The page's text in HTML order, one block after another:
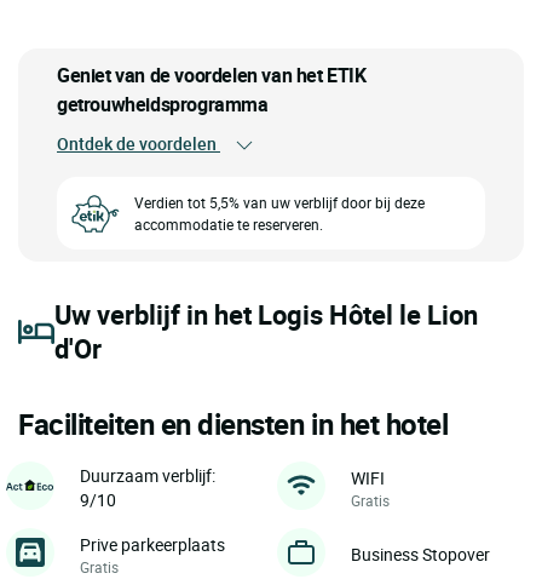
Geniet van de voordelen van het ETIK
getrouwheidsprogramma
Ontdek de voordelen
Verdien tot 5,5% van uw verblijf door bij deze
accommodatie te reserveren.
Uw verblijf in het Logis Hôtel le Lion
d'Or
Faciliteiten en diensten in het hotel
Duurzaam verblijf:
9/10
WIFI
Gratis
Prive parkeerplaats
Gratis
Business Stopover